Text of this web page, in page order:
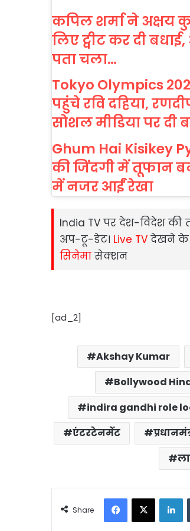
कपिल शर्मा ने अक्षय
लिए ट्वीट कर दी
पता चला…
Tokyo Olympics
पहुंचे रवि दहिया,
सोशल मीडिया पर दी
Ghum Hai Kisikey
की ज‍िंदगी में तूफान
में नजर आईं रेखा
India TV पर देश-विदेश की
अप-टू-डेट। Live TV देखने के
सिनेमा सेक्‍शन
[ad_2]
Akshay Kumar
Bollywood
indira gandhi role
एंटरटेनमेंट
Share
Facebook
X